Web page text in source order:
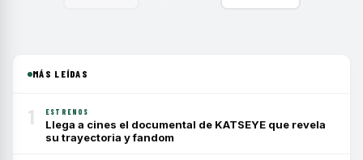
MÁS LEÍDAS
1 ESTRENOS
Llega a cines el documental de KATSEYE que revela
su trayectoria y fandom